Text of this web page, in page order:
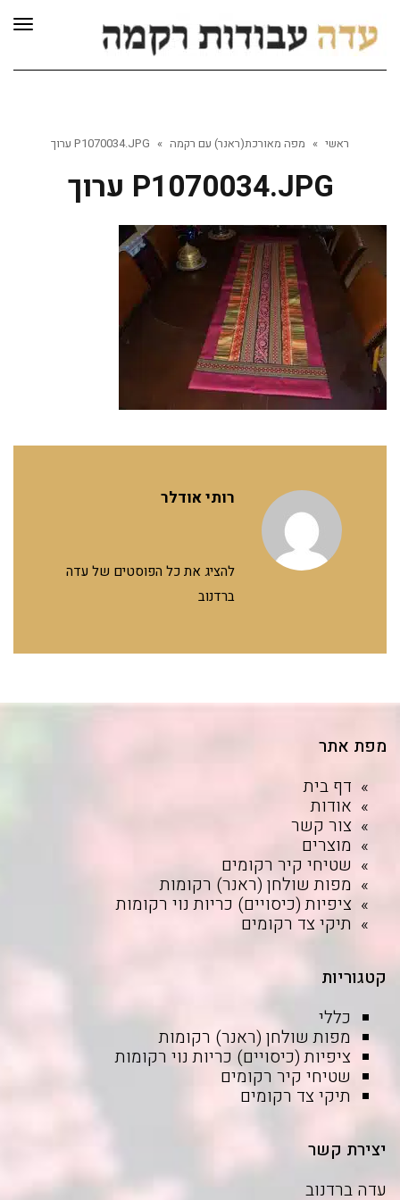
ראשי » מפה מאורכת(ראנר) עם רקמה » P1070034.JPG ערוך
P1070034.JPG ערוך
רותי אודלר
להציג את כל הפוסטים של עדה
ברדנוב
מפת אתר
דף בית
אודות
צור קשר
מוצרים
שטיחי קיר רקומים
מפות שולחן (ראנר) רקומות
ציפיות (כיסויים) כריות נוי רקומות
תיקי צד רקומים
קטגוריות
כללי
מפות שולחן (ראנר) רקומות
ציפיות (כיסויים) כריות נוי רקומות
שטיחי קיר רקומים
תיקי צד רקומים
יצירת קשר
עדה ברדנוב